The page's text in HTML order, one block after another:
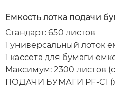
Емкость лотка подачи
Стандарт: 650 листов
1 универсальный лоток
1 кассета для бумаги
Максимум: 2300 листов
ПОДАЧИ БУМАГИ PF-C1